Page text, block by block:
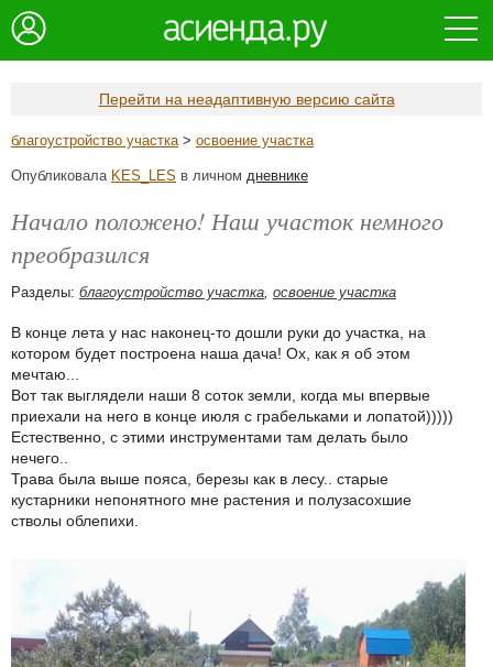
Перейти на неадаптивную версию сайта
благоустройство участка> освоение участка
Опубликовала KES_LES в личном дневнике
Начало положено! Наш участок немного
преобразился
Разделы: благоустройство участка, освоение участка
В конце лета у нас наконец-то дошли руки до участка, на
котором будет построена наша дача! Ох, как я об этом
мечтаю...
Вот так выглядели наши 8 соток земли, когда мы впервые
приехали на него в конце июля с грабельками и лопатой)))))
Естественно, с этими инструментами там делать было
нечего..
Трава была выше пояса, березы как в лесу.. старые
кустарники непонятного мне растения и полузасохшие
стволы облепихи.